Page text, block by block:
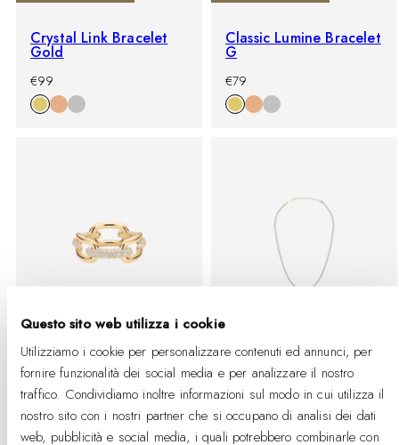
Questo sito web utilizza i cookie
Utilizziamo i cookie per personalizzare contenuti ed annunci, per
fornire funzionalità dei social media e per analizzare il nostro
traffico. Condividiamo inoltre informazioni sul modo in cui utilizza il
nostro sito con i nostri partner che si occupano di analisi dei dati
web, pubblicità e social media, i quali potrebbero combinarle con
Crystal Link Bracelet
Gold
-
%
Prezzo
di
listino
€99
Classic Lumine Bracelet
G
-
%
Prezzo
di
listino
€79
BUY 2 GET 25% OFF
-Prezzo
€95
BUY 2 GET 25% OFF
Classic Tennis Necklace
Gold